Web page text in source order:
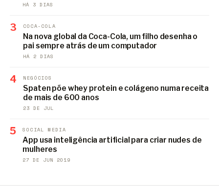
HÁ 3 DIAS
3 COCA-COLA
Na nova global da Coca-Cola, um filho desenha o
pai sempre atrás de um computador
HÁ 2 DIAS
4 NEGÓCIOS
Spaten põe whey protein e colágeno numa receita
de mais de 600 anos
23 DE JUL
5 SOCIAL MEDIA
App usa inteligência artificial para criar nudes de
mulheres
27 DE JUN 2019